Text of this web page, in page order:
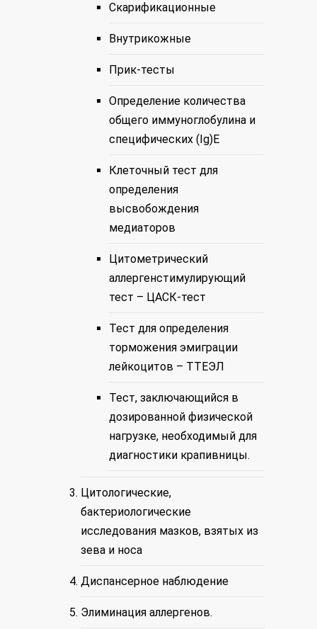
Скарификационные
Внутрикожные
Прик-тесты
Определение количества
общего иммуноглобулина и
специфических (Ig)E
Клеточный тест для
определения
высвобождения
медиаторов
Цитометрический
аллергенстимулирующий
тест – ЦАСК-тест
Тест для определения
торможения эмиграции
лейкоцитов – ТТЕЭЛ
Тест, заключающийся в
дозированной физической
нагрузке, необходимый для
диагностики крапивницы.
Цитологические,
бактериологические
исследования мазков, взятых из
зева и носа
Диспансерное наблюдение
Элиминация аллергенов.